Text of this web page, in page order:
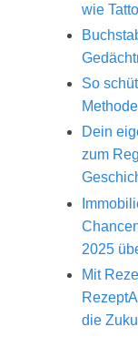
wie
So
Dein
zum
2025
Mit
die